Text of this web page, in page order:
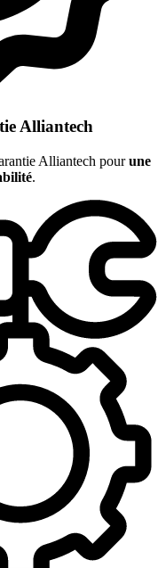
Alliantech
Alliantech pourune
.